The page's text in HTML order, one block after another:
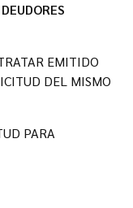
EMITIDO
DEL MISMO
PARA